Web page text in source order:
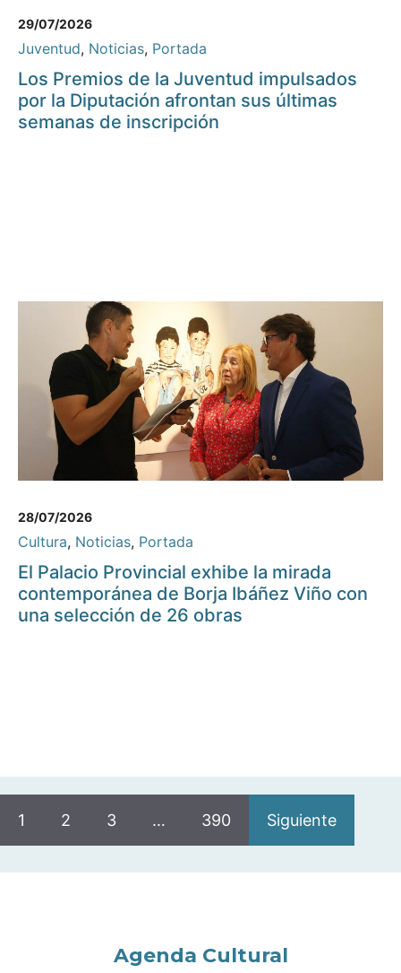
29/07/2026
Juventud, Noticias, Portada
Los Premios de la Juventud impulsados
por la Diputación afrontan sus últimas
semanas de inscripción
28/07/2026
Cultura, Noticias, Portada
El Palacio Provincial exhibe la mirada
contemporánea de Borja Ibáñez Viño con
una selección de 26 obras
1 2 3 … 390 Siguiente
Agenda Cultural